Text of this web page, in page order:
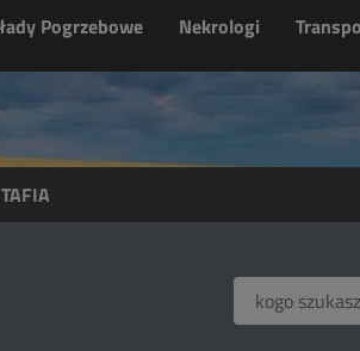
Pogrzebowe Nekrologi